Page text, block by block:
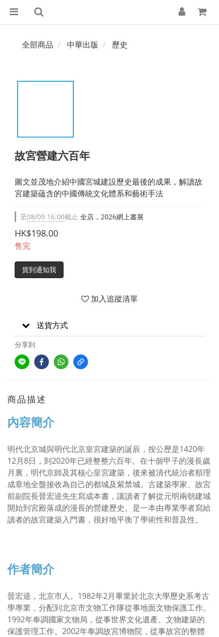
全部商品 中華出版 歷史
故宮營建六百年
圖文並茂地介紹中國宮城建設歷史最後的成果，解讀故
宮建築蘊含的中國傳統文化體系和藝術手法
至08/09 16:00截止 全店，2026網上書展
HK$198.00
售完
貨到通知我
加入追蹤清單
送貨方式
分享到
商品描述
內容簡介
明代北京城與明代北京皇宮建築的誕辰，按公歷是1420年
12月8日，到2020年已經整整六百年。在十個甲子的漫長歲
月裏，明代京師及其核心皇宮建築，後來被清代統治者順理
成章地全盤接收為自己的都城及紫禁城。古建築學家、故宮
前副院長晉宏逵先生寫成本書，讓讀者了解從元明兩朝建城
開始到宮殿落成的漫長的營建歷史。是一本由專業學者寫給
讀者的故宮建築入門書，很好地平衡了學術性和普及性。
作者簡介
晉宏逵，北京市人。1982年2月畢業於北京大學歷史系考古
學專業，分配到北京市文物工作隊從事地面文物保護工作。
1992年奉調國家文物局，從事世界文化遺產、文物建築的
保護管理工作。2002年奉調故宮博物院，從事故宮的整體